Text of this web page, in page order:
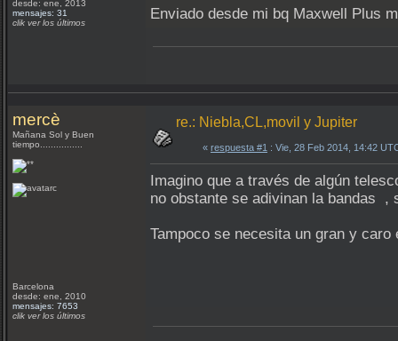
desde: ene, 2013
mensajes: 31
clik ver los últimos
Enviado desde mi bq Maxwell Plus
mercè
Mañana Sol y Buen
tiempo................
Barcelona
desde: ene, 2010
mensajes: 7653
clik ver los últimos
re.: Niebla,CL,movil y Jupiter
« respuesta #1 : Vie, 28 Feb 2014, 14:42
Imagino que a través de algún
no obstante se adivinan la bandas
Tampoco se necesita un gran y